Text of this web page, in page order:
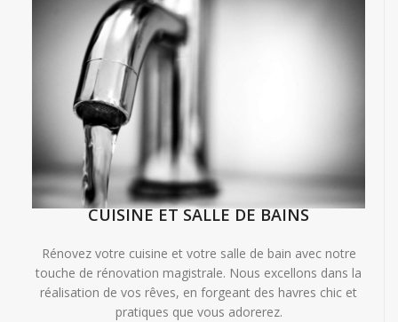
CUISINE ET SALLE DE BAINS
Rénovez votre cuisine et votre salle de bain avec notre
touche de rénovation magistrale. Nous excellons dans la
réalisation de vos rêves, en forgeant des havres chic et
pratiques que vous adorerez.